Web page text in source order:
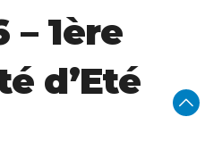
1ère
d’Eté